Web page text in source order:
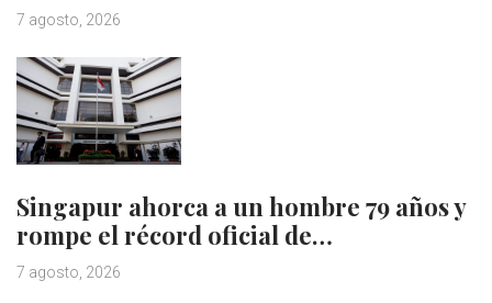
7 agosto, 2026
Singapur ahorca a un hombre 79 años y
rompe el récord oficial de…
7 agosto, 2026